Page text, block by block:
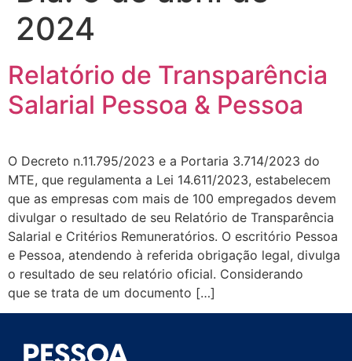
2024
Relatório de Transparência
Salarial Pessoa & Pessoa
O Decreto n.11.795/2023 e a Portaria 3.714/2023 do
MTE, que regulamenta a Lei 14.611/2023, estabelecem
que as empresas com mais de 100 empregados devem
divulgar o resultado de seu Relatório de Transparência
Salarial e Critérios Remuneratórios. O escritório Pessoa
e Pessoa, atendendo à referida obrigação legal, divulga
o resultado de seu relatório oficial. Considerando
que se trata de um documento […]